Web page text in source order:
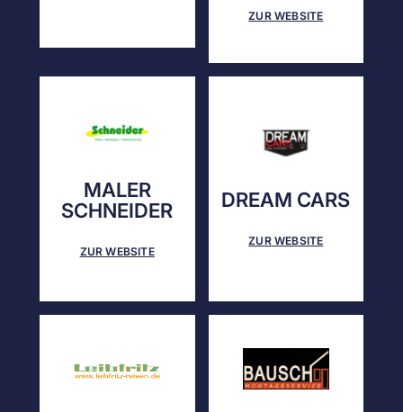
ZUR WEBSITE
MALER
SCHNEIDER
ZUR WEBSITE
DREAM CARS
ZUR WEBSITE